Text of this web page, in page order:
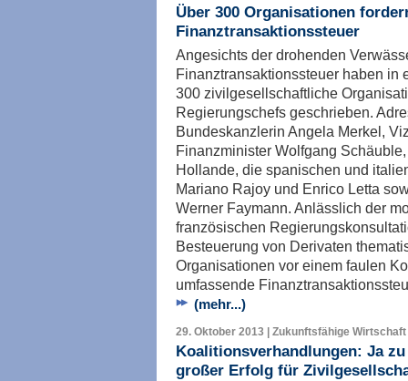
Über 300 Organisationen
Finanztransaktionssteuer
Angesichts der drohenden
Finanztransaktionssteuer haben in
300 zivilgesellschaftliche
Regierungschefs geschrieben.
Bundeskanzlerin Angela Merkel,
Finanzminister Wolfgang
Hollande, die spanischen und
Mariano Rajoy und Enrico Letta
Werner Faymann. Anlässlich der
französischen
Besteuerung von Derivaten
Organisationen vor einem faulen
umfassende
(mehr...)
29. Oktober 2013 | Zukunftsfähige
Koalitionsverhandlungen: Ja
großer Erfolg für